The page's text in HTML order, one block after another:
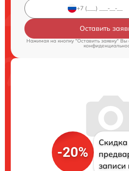
Оставить
Нажимая на кнопку "Оставить заявку" Вы
-20%
Скидка
записи